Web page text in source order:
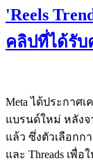
'Reels
คลิปที่ได้รับ
Meta ได้ประกาศ
แบรนด์ใหม่ หลังจา
แล้ว ซึ่งตัวเลือกก
และ Threads เพื่